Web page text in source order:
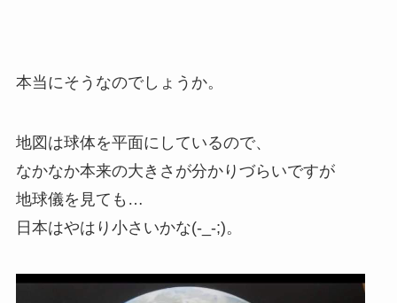
本当にそうなのでしょうか。
地図は球体を平面にしているので、
なかなか本来の大きさが分かりづらいですが
地球儀を見ても…
日本はやはり小さいかな(-_-;)。